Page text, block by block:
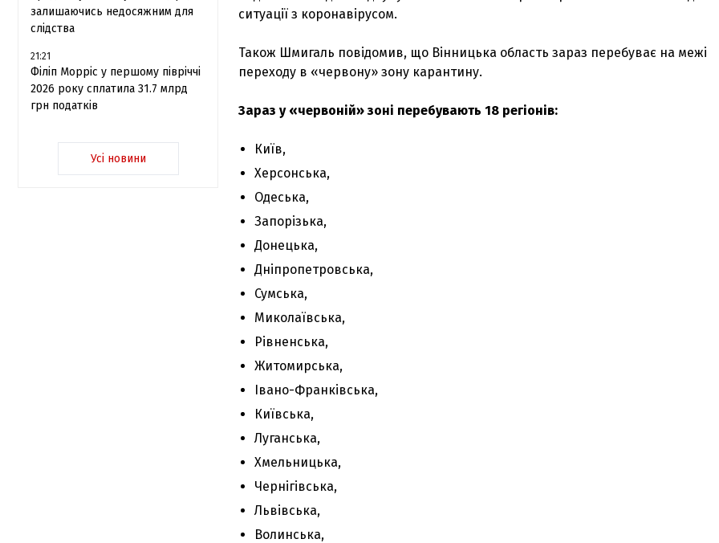
залишаючись недосяжним для
слідства
21:21
Філіп Морріс у першому півріччі
2026 року сплатила 31.7 млрд
грн податків
Усі новини
ситуації з коронавірусом.
Також Шмигаль повідомив, що Вінницька область зараз перебуває на межі
переходу в «червону» зону карантину.
Зараз у «червоній» зоні перебувають 18 регіонів:
Київ,
Херсонська,
Одеська,
Запорізька,
Донецька,
Дніпропетровська,
Сумська,
Миколаївська,
Рівненська,
Житомирська,
Івано-Франківська,
Київська,
Луганська,
Хмельницька,
Чернігівська,
Львівська,
Волинська,